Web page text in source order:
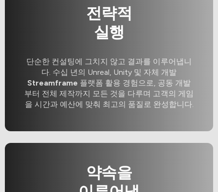
전략적
실행
단순한 컨설팅에 그치지 않고 결과를 이루어냅니
다. 수십 년의 Unreal, Unity 및 자체 개발
Streamframe 플랫폼 활용 경험으로, 공동 개발
부터 전체 제작까지 모든 것을 다루며 고객의 게임
을 시간과 예산에 맞춰 최고의 품질로 완성합니다.
약속을